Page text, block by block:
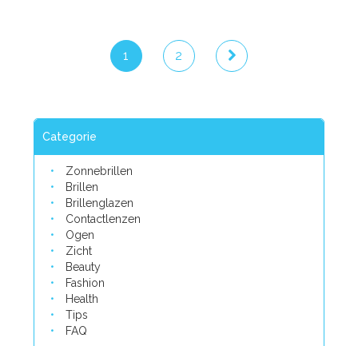
1 2
Categorie
Zonnebrillen
Brillen
Brillenglazen
Contactlenzen
Ogen
Zicht
Beauty
Fashion
Health
Tips
FAQ